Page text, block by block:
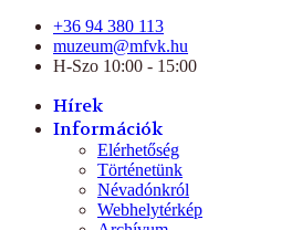
+36 94 380 113
muzeum@mfvk.hu
H-Szo 10:00 - 15:00
Hírek
Információk
Elérhetőség
Történetünk
Névadónkról
Webhelytérkép